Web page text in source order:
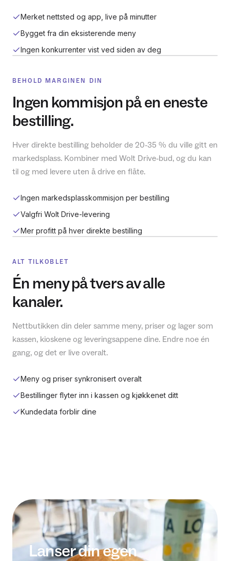
Merket nettsted og app, live på minutter
Bygget fra din eksisterende meny
Ingen konkurrenter vist ved siden av deg
BEHOLD MARGINEN DIN
Ingen kommisjon på en eneste
bestilling.
Hver direkte bestilling beholder de 20-35 % du ville gitt en
markedsplass. Kombiner med Wolt Drive-bud, og du kan
til og med levere uten å drive en flåte.
Ingen markedsplasskommisjon per bestilling
Valgfri Wolt Drive-levering
Mer profitt på hver direkte bestilling
ALT TILKOBLET
Én meny på tvers av alle
kanaler.
Nettbutikken din deler samme meny, priser og lager som
kassen, kioskene og leveringsappene dine. Endre noe én
gang, og det er live overalt.
Meny og priser synkronisert overalt
Bestillinger flyter inn i kassen og kjøkkenet ditt
Kundedata forblir dine
Lanser din egen